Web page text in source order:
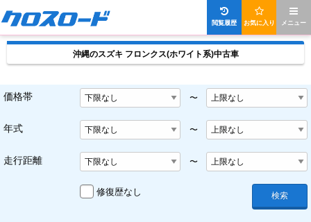
メニュー
お気に入り
閲覧履歴
沖縄のスズキ フロンクス(ホワイト系)中古車
価格帯 〜
年式 〜
走行距離 〜
修復歴なし 検索